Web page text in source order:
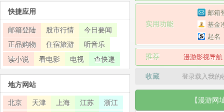
实用功能
邮箱
基金
起名
推荐 漫游影视导航
收藏 登录载入我
【漫游网
快捷应用
邮箱登陆 股市行情
今日要闻
正品购物
住宿旅游
听音乐
读小说
看电影 电视 查快递
地方网站
北京 天津 上海 江苏
浙江